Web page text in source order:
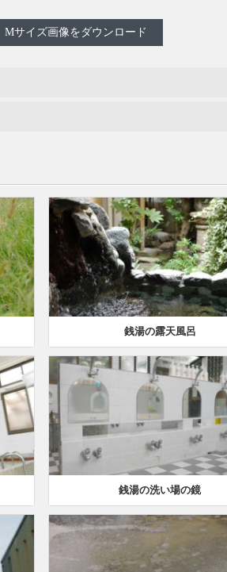
Mサイズ画像をダウンロード
銭湯の露天風呂
銭湯の洗い場の鏡